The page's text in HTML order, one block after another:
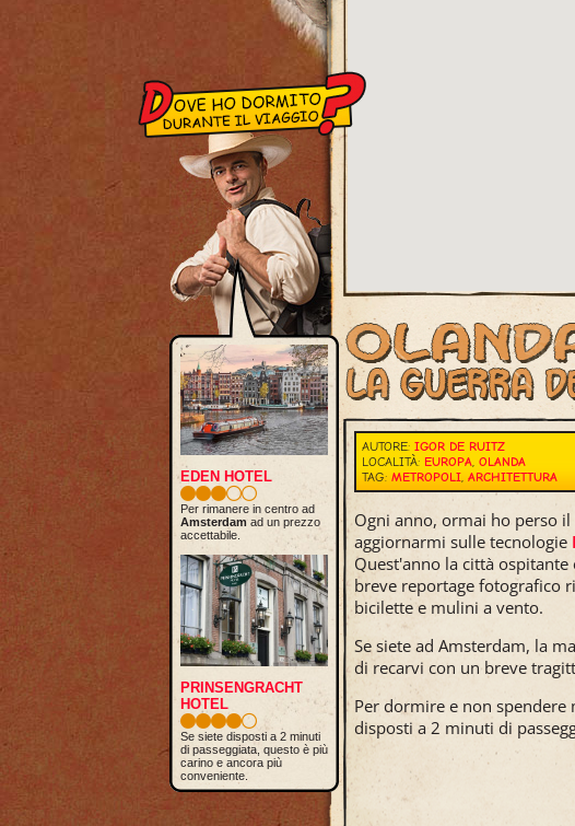
AUTORE: IGOR DE RUITZ
LOCALITÀ: EUROPA, OLANDA
TAG: METROPOLI, ARCHITETTURA
Ogni anno, ormai ho perso
aggiornarmi sulle tecnologie
Quest'anno la città ospitante
breve reportage fotografico
bicilette e mulini a vento.
Se siete ad Amsterdam, la
di recarvi con un breve
Per dormire e non
disposti a 2 minuti di
EDEN HOTEL
Per rimanere in centro ad
Amsterdam ad un prezzo
accettabile.
PRINSENGRACHT
HOTEL
Se siete disposti a 2 minuti
di passeggiata, questo è più
carino e ancora più
conveniente.